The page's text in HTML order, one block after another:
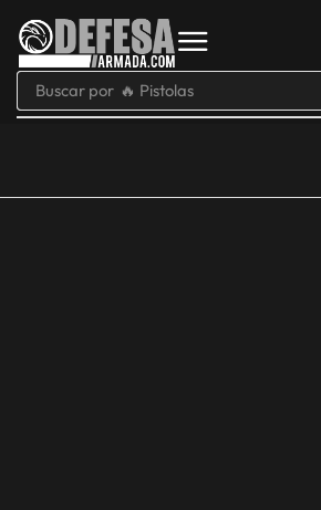
Buscar por 🔥 Pistolas